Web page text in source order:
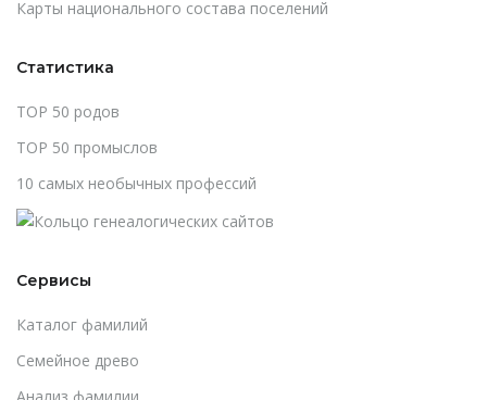
Карты национального состава поселений
Статистика
TOP 50 родов
TOP 50 промыслов
10 самых необычных профессий
Сервисы
Каталог фамилий
Cемейное древо